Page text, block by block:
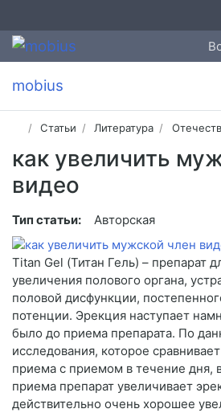
mobius
Статьи Литература
как увеличить
видео
Тип статьи: Авторская
Titan Gel (Титан Гель) – препарат
увеличения полового органа,
половой дисфункции,
потенции. Эрекция наступает
было до приема препарата. По
исследования, которое
приема с приемом в течение дня,
приема препарат увеличивает
действительно очень хорошее